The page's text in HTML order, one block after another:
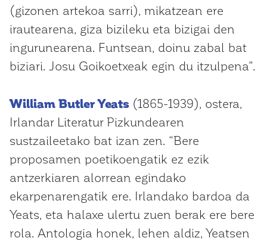
(gizonen artekoa sarri), mikatzean ere
irautearena, giza bizileku eta bizigai den
ingurunearena. Funtsean, doinu zabal bat
biziari. Josu Goikoetxeak egin du itzulpena”.
William Butler Yeats (1865-1939), ostera,
Irlandar Literatur Pizkundearen
sustzaileetako bat izan zen. “Bere
proposamen poetikoengatik ez ezik
antzerkiaren alorrean egindako
ekarpenarengatik ere. Irlandako bardoa da
Yeats, eta halaxe ulertu zuen berak ere bere
rola. Antologia honek, lehen aldiz, Yeatsen